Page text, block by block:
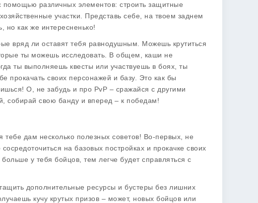
различных элементов: строить защитные
участки. Представь себе, на твоем заднем
но как же интересненько!
вряд ли оставят тебя равнодушным. Можешь крутиться
ты можешь исследовать. В общем, каши не
ты выполняешь квесты или участвуешь в боях, ты
прокачать своих персонажей и базу. Это как бы
О, не забудь и про PvP – сражайся с другими
собирай свою банду и вперед – к победам!
тебе дам несколько полезных советов! Во-первых, не
на базовых постройках и прокачке своих
у тебя бойцов, тем легче будет справляться с
дополнительные ресурсы и бустеры без лишних
кучу крутых призов – может, новых бойцов или